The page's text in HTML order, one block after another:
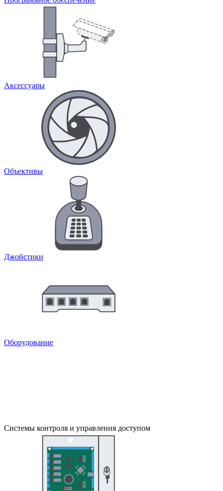
Аксессуары
Объективы
Джойстики
Оборудование
Системы контроля и управления доступом